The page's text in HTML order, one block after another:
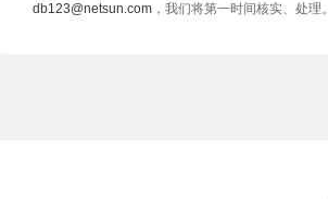
db123@netsun.com ，我们将第一时间核实、处理。